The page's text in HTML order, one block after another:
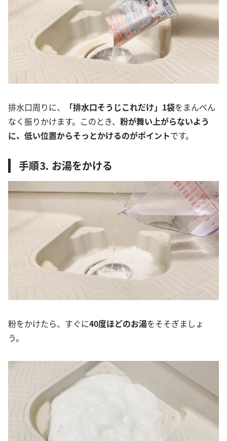
排水口周りに、 「排水口そうじこれだけ」1袋をまんべん
なく振りかけます。このとき、 粉が舞い上がらないよう
に、低い位置からそっとかけるのがポイントです。
手順⒊ お湯をかける
粉をかけたら、すぐに40度ほどのお湯をそそぎましょ
う。